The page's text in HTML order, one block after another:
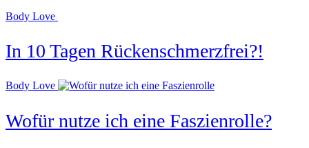
Body Love
In 10 Tagen Rückenschmerzfrei?!
Body Love
Wofür nutze ich eine Faszienrolle?